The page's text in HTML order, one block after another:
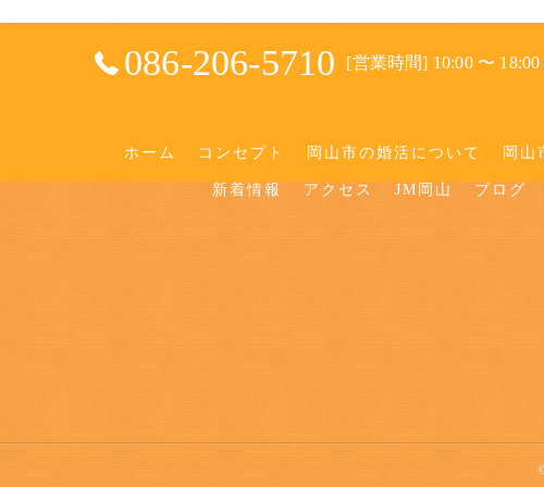
086-206-5710 [営業時間] 10:00 〜
ホーム コンセプト 岡山市の婚活について 岡山
新着情報 アクセス JM岡山 ブログ